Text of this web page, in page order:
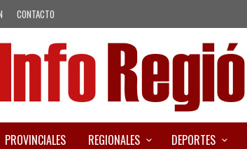
CONTACTO
PROVINCIALES REGIONALES DEPORTES